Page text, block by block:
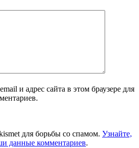
и адрес сайта в этом браузере для
для борьбы со спамом. Узнайте,
данные комментариев.